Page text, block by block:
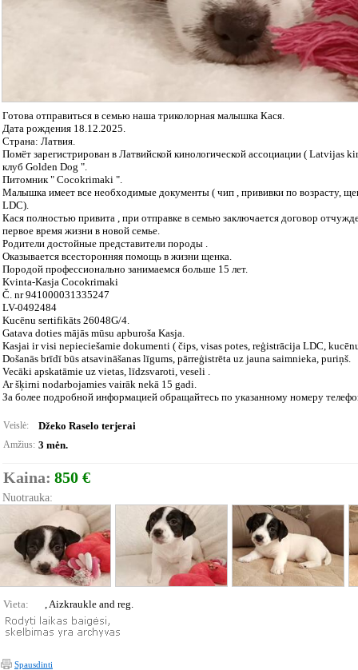
Готова отправиться в семью наша триколорная малышка Кася.
Дата рождения 18.12.2025.
Страна: Латвия.
Помёт зарегистрирован в Латвийской кинологической ассоциации ( Latvijas
клуб Golden Dog ".
Питомник " Cocokrimaki ".
Малышка имеет все необходимые документы ( чип , прививки по возрасту,
LDC).
Кася полностью привита , при отправке в семью заключается договор
первое время жизни в новой семье.
Родители достойные представители породы .
Оказывается всесторонняя помощь в жизни щенка.
Породой профессионально занимаемся больше 15 лет.
Kvinta-Kasja Cocokrimaki
Č. nr 941000031335247
LV-0492484
Kucēnu sertifikāts 26048G/4.
Gatava doties mājās mūsu apburoša Kasja.
Kasjai ir visi nepieciešamie dokumenti ( čips, visas potes, reģistrācija LDC,
Došanās brīdī būs atsavināšanas līgums, pārreģistrēta uz jauna saimnieka, puriņš.
Vecāki apskatāmie uz vietas, līdzsvaroti, veseli .
Ar šķirni nodarbojamies vairāk nekā 15 gadi.
За более подробной информацией обращайтесь по указанному номеру
Veislė: Džeko Raselo terjerai
Amžius: 3 mėn.
Kaina: 850 €
Nuotrauka:
Vieta: , Aizkraukle and reg.
Spausdinti